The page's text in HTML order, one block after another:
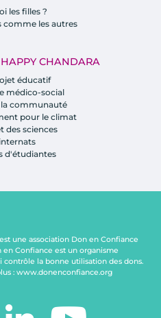
les filles ?
comme les autres
CHANDARA
éducatif
médico-social
la communauté
pour le climat
des sciences
d'étudiantes
une association Don en Confiance
en Confiance est un organisme
contrôle la bonne utilisation des dons.
: www.donenconfiance.org